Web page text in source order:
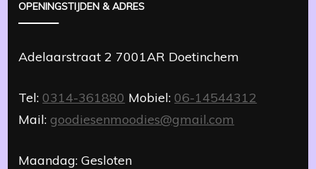
OPENINGSTIJDEN & ADRES
Adelaarstraat 2 7001AR Doetinchem
Tel:0314-361880 Mobiel:06-14544312
Mail:goodiesenmoodies@gmail.com
Maandag: Gesloten